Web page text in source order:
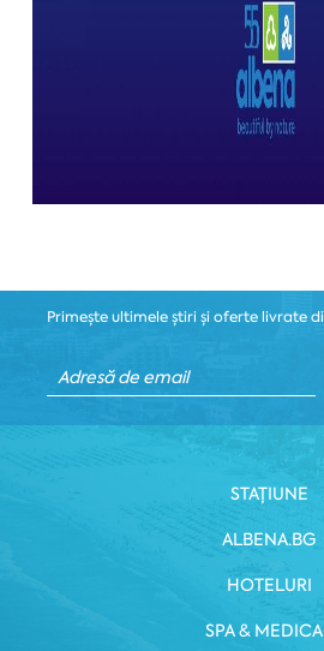
Primește ultimele știri și oferte livrate
STAȚIUNE
ALBENA.BG
HOTELURI
SPA &